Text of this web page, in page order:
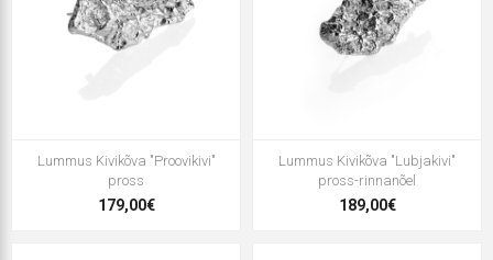
Lummus Kivikõva "Proovikivi"
pross
179,00€
Lummus Kivikõva "Lubjakivi"
pross-rinnanõel
189,00€